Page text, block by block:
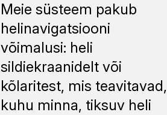
Meie süsteem pakub
helinavigatsiooni
võimalusi: heli
sildiekraanidelt või
kõlaritest, mis teavitavad,
kuhu minna, tiksuv heli